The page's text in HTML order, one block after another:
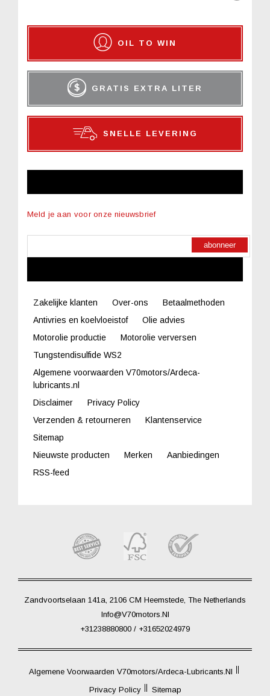
OIL TO WIN
GRATIS EXTRA LITER
SNELLE LEVERING
Meld je aan voor onze nieuwsbrief
abonneer
Zakelijke klanten Over-ons
Betaalmethoden
Antivries en koelvloeistof
Olie advies
Motorolie productie
Motorolie verversen
Tungstendisulfide WS2
Algemene voorwaarden V70motors/Ardeca-
lubricants.nl
Disclaimer
Privacy Policy
Verzenden & retourneren
Klantenservice
Sitemap
Nieuwste producten
Merken
Aanbiedingen
RSS-feed
Zandvoortselaan 141a, 2106 CM Heemstede, The Netherlands
Info@V70motors.nl
+31238880800 / +31652024979
Algemene Voorwaarden V70motors/Ardeca-Lubricants.nl
Privacy Policy
Sitemap